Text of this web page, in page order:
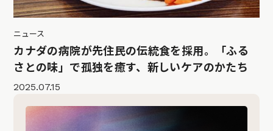
ニュース
カナダの病院が先住民の伝統食を採用。「ふる
さとの味」で孤独を癒す、新しいケアのかたち
2025.07.15